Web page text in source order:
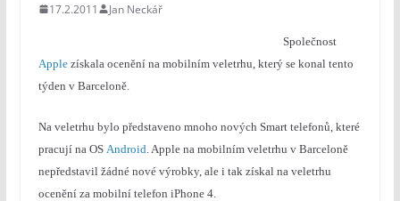
17.2.2011 Jan Neckář
Společnost
Applezískala ocenění na mobilním veletrhu, který se konal tento
týden v Barceloně.
Na veletrhu bylo představeno mnoho nových Smart telefonů, které
pracují na OS Android . Apple na mobilním veletrhu v Barceloně
nepředstavil žádné nové výrobky, ale i tak získal na veletrhu
ocenění za mobilní telefon iPhone 4.